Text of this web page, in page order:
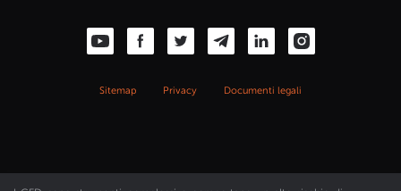
Sitemap Privacy Documenti legali